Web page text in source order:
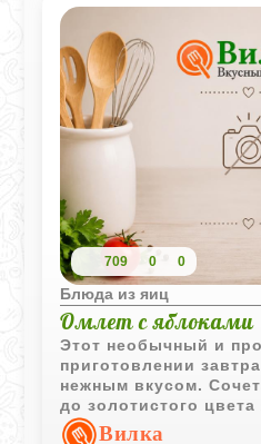
709 0 0
Блюда из яиц
Омлет с яблоками
Этот необычный и
приготовлении
нежным вкусом.
до золотистого
яичной массы создает
Вилка